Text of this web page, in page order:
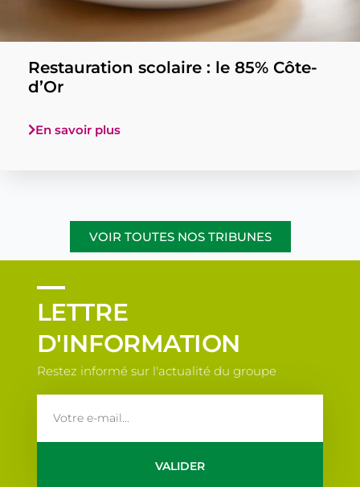
Restauration scolaire : le 85% Côte-
d’Or
En savoir plus
VOIR TOUTES NOS TRIBUNES
LETTRE
D'INFORMATION
Restez informé sur l'actualité du groupe
VALIDER